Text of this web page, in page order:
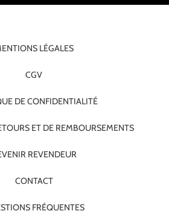
LÉGALES
CGV
DE CONFIDENTIALITÉ
ET DE REMBOURSEMENTS
REVENDEUR
CONTACT
FRÉQUENTES